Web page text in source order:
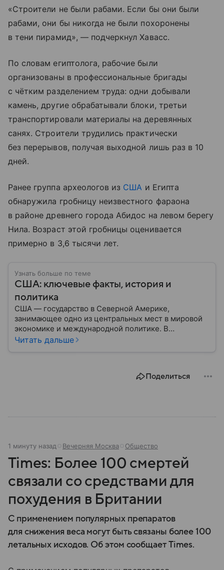
«Строители не были рабами. Если бы они были
рабами, они бы никогда не были похоронены
в тени пирамид», — подчеркнул Хавасс.
По словам египтолога, рабочие были
организованы в профессиональные бригады
с чётким разделением труда: одни добывали
камень, другие обрабатывали блоки, третьи
транспортировали материалы на деревянных
санях. Строители трудились практически
без перерывов, получая выходной лишь раз в 10
дней.
Ранее группа археологов из США и Египта
обнаружила гробницу неизвестного фараона
в районе древнего города Абидос на левом берегу
Нила. Возраст этой гробницы оценивается
примерно в 3,6 тысячи лет.
Узнать больше по теме
США: ключевые факты, история и
политика
США — государство в Северной Америке,
занимающее одно из центральных мест в мировой
экономике и международной политике. В
материале — основные сведения об этой стране.
Читать дальше
Поделиться
1 минуту назад Вечерняя Москва Общество
Times: Более 100 смертей
связали со средствами для
похудения в Британии
С применением популярных препаратов
для снижения веса могут быть связаны более 100
летальных исходов. Об этом сообщает Times.